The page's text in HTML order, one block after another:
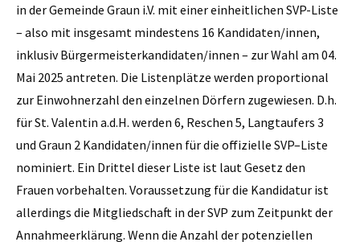
in der Gemeinde Graun i.V. mit einer einheitlichen SVP-Liste
– also mit insgesamt mindestens 16 Kandidaten/innen,
inklusiv Bürgermeisterkandidaten/innen – zur Wahl am 04.
Mai 2025 antreten. Die Listenplätze werden proportional
zur Einwohnerzahl den einzelnen Dörfern zugewiesen. D.h.
für St. Valentin a.d.H. werden 6, Reschen 5, Langtaufers 3
und Graun 2 Kandidaten/innen für die offizielle SVP–Liste
nominiert. Ein Drittel dieser Liste ist laut Gesetz den
Frauen vorbehalten. Voraussetzung für die Kandidatur ist
allerdings die Mitgliedschaft in der SVP zum Zeitpunkt der
Annahmeerklärung. Wenn die Anzahl der potenziellen